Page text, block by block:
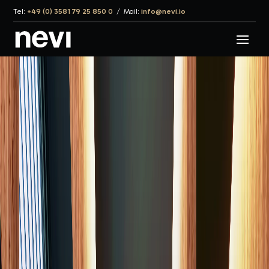
Tel: +49 (0) 3581 79 25 850 0 / Mail:info@nevi.io